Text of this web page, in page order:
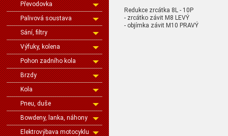
Převodovka
Palivová soustava
Sání, filtry
Výfuky, kolena
Pohon zadního kola
Brzdy
Kola
Pneu, duše
Bowdeny, lanka, náhony
Elektrovýbava motocyklu
Redukce zrcátka 8L - 10P
- zrcátko závit M8 LEVÝ
- objímka závit M10 PRAVÝ